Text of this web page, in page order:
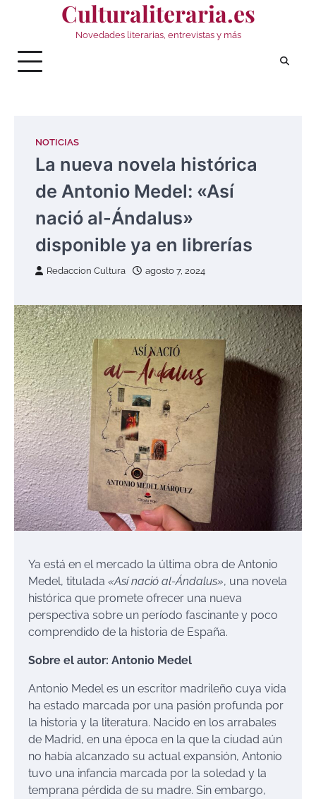
Culturaliteraria.es
Novedades literarias, entrevistas y más
NOTICIAS
La nueva novela histórica
de Antonio Medel: «Así
nació al-Ándalus»
disponible ya en librerías
Redaccion Cultura agosto 7, 2024
Ya está en el mercado la última obra de Antonio
Medel, titulada «Así nació al-Ándalus», una novela
histórica que promete ofrecer una nueva
perspectiva sobre un período fascinante y poco
comprendido de la historia de España.
Sobre el autor: Antonio Medel
Antonio Medel es un escritor madrileño cuya vida
ha estado marcada por una pasión profunda por
la historia y la literatura. Nacido en los arrabales
de Madrid, en una época en la que la ciudad aún
no había alcanzado su actual expansión, Antonio
tuvo una infancia marcada por la soledad y la
temprana pérdida de su madre. Sin embargo,